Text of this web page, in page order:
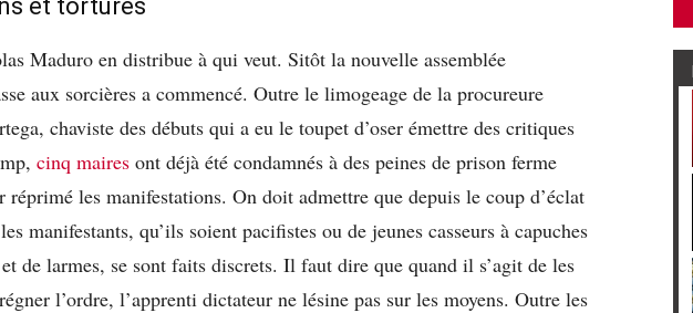
et tortures
Maduro en distribue à qui veut. Sitôt la nouvelle assemblée
aux sorcières a commencé. Outre le limogeage de la procureure
chaviste des débuts qui a eu le toupet d’oser émettre des critiques
cinq maires ont déjà été condamnés à des peines de prison ferme
les manifestations. On doit admettre que depuis le coup d’éclat
manifestants, qu’ils soient pacifistes ou de jeunes casseurs à capuches
de larmes, se sont faits discrets. Il faut dire que quand il s’agit de les
l’ordre, l’apprenti dictateur ne lésine pas sur les moyens. Outre les